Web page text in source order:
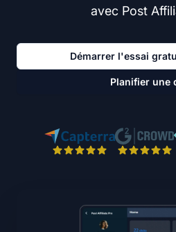
avec Post
Démarrer l'essai
Planifier une